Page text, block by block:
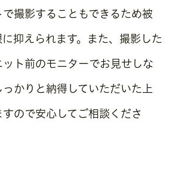
撮影することもできるため被
抑えられます。また、撮影した
ット前のモニターでお見せしな
かりと納得していただいた上
ので安心してご相談くださ